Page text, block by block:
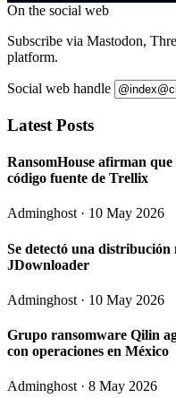
On the social web
Subscribe via Mastodon,
platform.
Social web handle
Latest Posts
RansomHouse afirman
código fuente de Trellix
Adminghost · 10 May 2026
Se detectó una distribución
JDownloader
Adminghost · 10 May 2026
Grupo ransomware Qilin
con operaciones en México
Adminghost · 8 May 2026